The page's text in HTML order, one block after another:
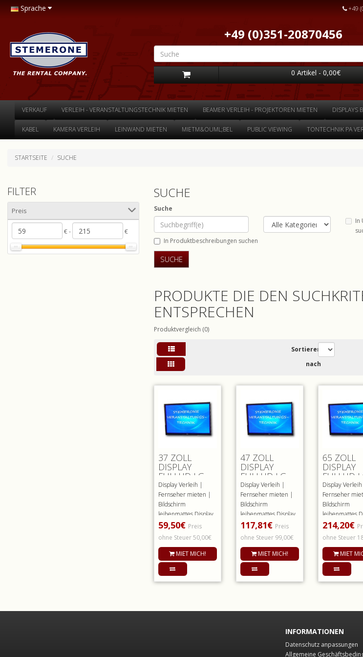
Sprache +49
+49 (0)351-20870456
0 Artikel - 0,00€
VERKAUF VERLEIH - VERANSTALTUNGSTECHNIK MIETEN BEAMER VERLEIH - PROJEKTOREN MIETEN DISPLAYS
KABEL KAMERA VERLEIH LEINWAND MIETEN MIETM&OUML;BEL PUBLIC VIEWING TONTECHNIK PA
STARTSEITE SUCHE
FILTER
Preis
€ - €
SUCHE
Suche
In
In Produktbeschreibungen suchen
PRODUKTE DIE DEN
ENTSPRECHEN
Produktvergleich (0)
Sortieren
nach
37 ZOLL
DISPLAY
FULLHD LG
MATTE
OBERFLÄCHE
Display Verleih |
Fernseher mieten |
Bildschirm
leihenmattes Display
mit einer
Bildschirmdiagonale
59,50€ Preis
ohne Steuer 50,00€
MIET MICH!
47 ZOLL
DISPLAY
FULLHD LG
MATTE
OBERFLÄCHE
Display Verleih |
Fernseher mieten |
Bildschirm
leihenmattes Display
mit einer
Bildschirmdiagonale
117,81€ Preis
ohne Steuer 99,00€
MIET MICH!
65 ZOLL
DISPLAY
FULLHD
Display
Fernseher
Bildschirm
leihenmattes
mit einer
214,20€
ohne Steuer
MIET
INFORMATIONEN
Datenschutz anpassungen
Allgemeine